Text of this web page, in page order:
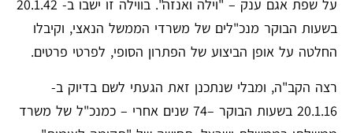
על שפת אגם ענק – "וילה ואנזה". בווילה זו ישבו ב- 20.1.42
בשעות הבוקר מנכ"לים של משרדי הממשל הנאצי, וקיבלו
החלטה על אופן הביצוע של הפתרון הסופי, לפרטי פרטים.
רצה הקב"ה, ומבלי שנתכנן זאת הגעתי לשם בדיוק ב-
20.1.16 בשעות הבוקר –74 שנים אחרי – כמנכ"ל של משרד